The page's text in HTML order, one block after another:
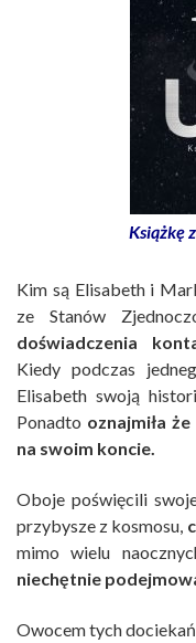
Książkę
Kim są Elisabeth i
ze Stanów
doświadczenia
Kiedy podczas
Elisabeth swoją
Ponadto oznajmiła
na swoim koncie.
Oboje poświęcili
przybysze z kosmosu,
mimo wielu
niechętnie
Owocem tych